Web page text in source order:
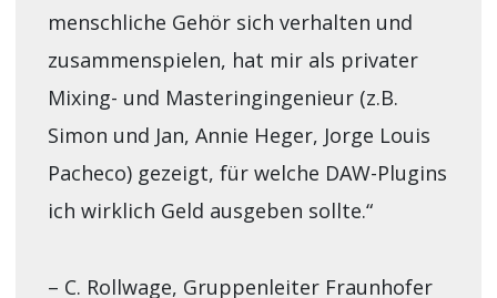
menschliche Gehör sich verhalten und
zusammenspielen, hat mir als privater
Mixing- und Masteringingenieur (z.B.
Simon und Jan, Annie Heger, Jorge Louis
Pacheco) gezeigt, für welche DAW-Plugins
ich wirklich Geld ausgeben sollte.“
– C. Rollwage, Gruppenleiter Fraunhofer